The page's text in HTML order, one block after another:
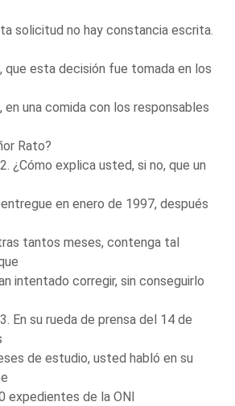
solicitud no hay constancia escrita.
que esta decisión fue tomada en los
en una comida con los responsables
Rato?
¿Cómo explica usted, si no, que un
en enero de 1997, después
tantos meses, contenga tal
intentado corregir, sin conseguirlo
En su rueda de prensa del 14 de
de estudio, usted habló en su
expedientes de la ONI